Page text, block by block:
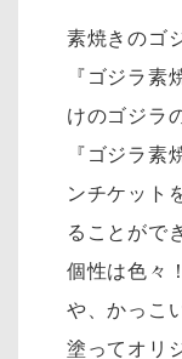
素焼きのゴ
『ゴジラ素
けのゴジラ
『ゴジラ素
ンチケット
ることがで
個性は色々
や、かっこ
塗ってオリ